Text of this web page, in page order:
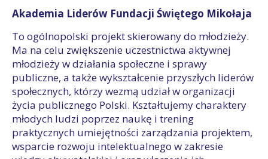
Akademia Liderów Fundacji Świętego Mikołaja
To ogólnopolski projekt skierowany do młodzieży.
Ma na celu zwiększenie uczestnictwa aktywnej
młodzieży w działania społeczne i sprawy
publiczne, a także wykształcenie przyszłych liderów
społecznych, którzy wezmą udział w organizacji
życia publicznego Polski. Kształtujemy charaktery
młodych ludzi poprzez naukę i trening
praktycznych umiejętności zarządzania projektem,
wsparcie rozwoju intelektualnego w zakresie